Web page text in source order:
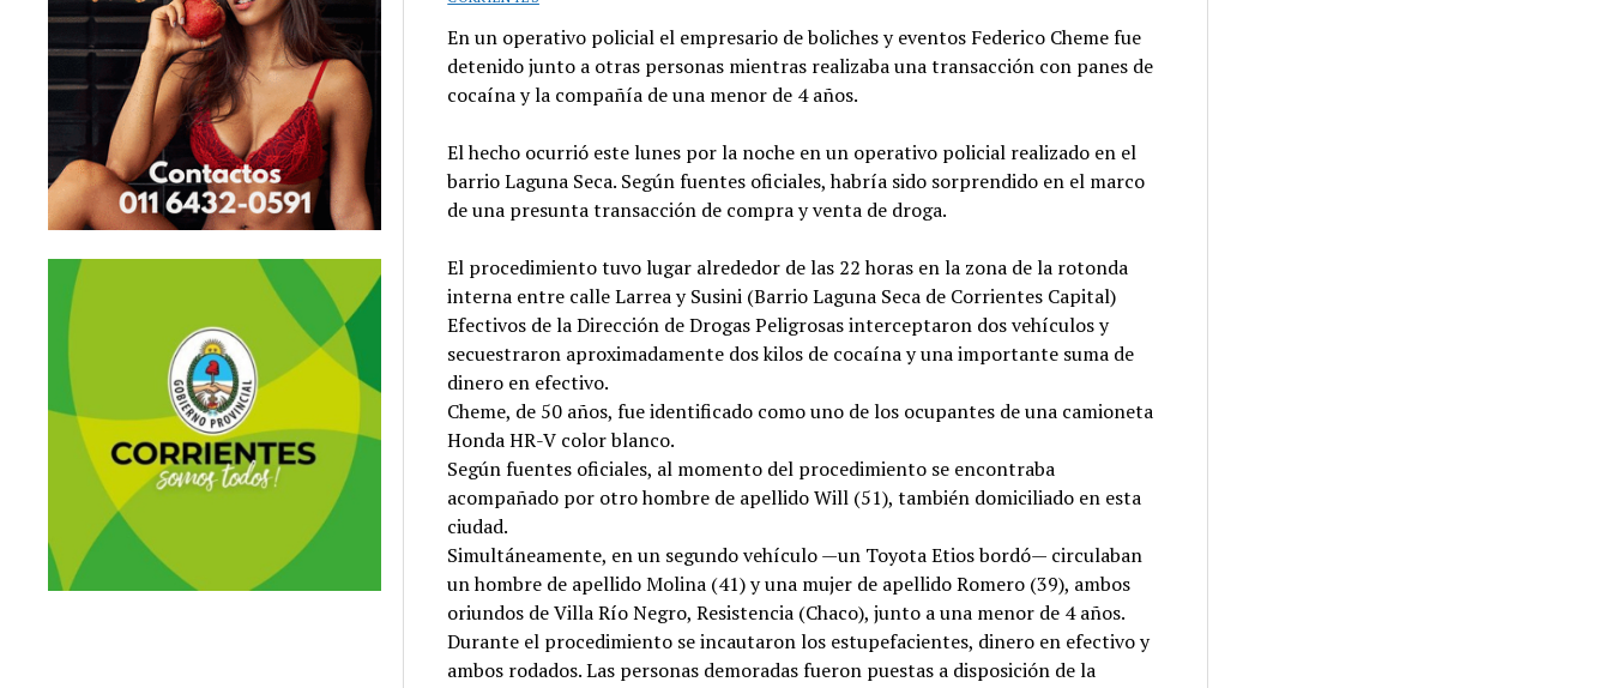
En un operativo policial el empresario de boliches y eventos Federico Cheme fue
detenido junto a otras personas mientras realizaba una transacción con panes de
cocaína y la compañía de una menor de 4 años.
El hecho ocurrió este lunes por la noche en un operativo policial realizado en el
barrio Laguna Seca. Según fuentes oficiales, habría sido sorprendido en el marco
de una presunta transacción de compra y venta de droga.
El procedimiento tuvo lugar alrededor de las 22 horas en la zona de la rotonda
interna entre calle Larrea y Susini (Barrio Laguna Seca de Corrientes Capital)
Efectivos de la Dirección de Drogas Peligrosas interceptaron dos vehículos y
secuestraron aproximadamente dos kilos de cocaína y una importante suma de
dinero en efectivo.
Cheme, de 50 años, fue identificado como uno de los ocupantes de una camioneta
Honda HR-V color blanco.
Según fuentes oficiales, al momento del procedimiento se encontraba
acompañado por otro hombre de apellido Will (51), también domiciliado en esta
ciudad.
Simultáneamente, en un segundo vehículo —un Toyota Etios bordó— circulaban
un hombre de apellido Molina (41) y una mujer de apellido Romero (39), ambos
oriundos de Villa Río Negro, Resistencia (Chaco), junto a una menor de 4 años.
Durante el procedimiento se incautaron los estupefacientes, dinero en efectivo y
ambos rodados. Las personas demoradas fueron puestas a disposición de la